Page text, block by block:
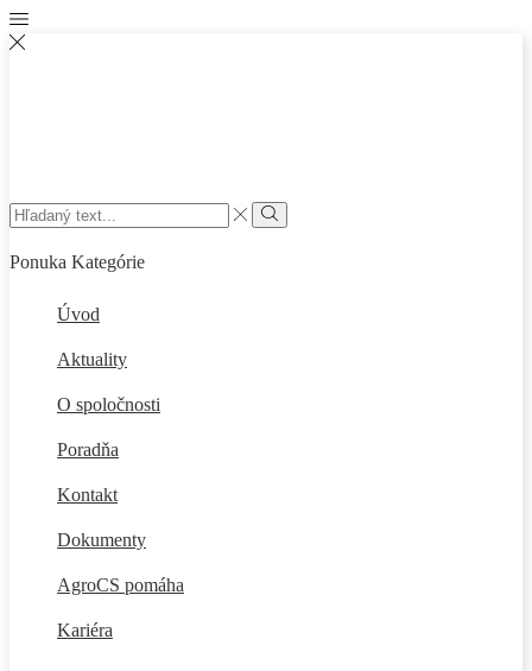
Search
input
Vyhľadať
Ponuka Kategórie
Úvod
Aktuality
O spoločnosti
Poradňa
Kontakt
Dokumenty
AgroCS pomáha
Kariéra